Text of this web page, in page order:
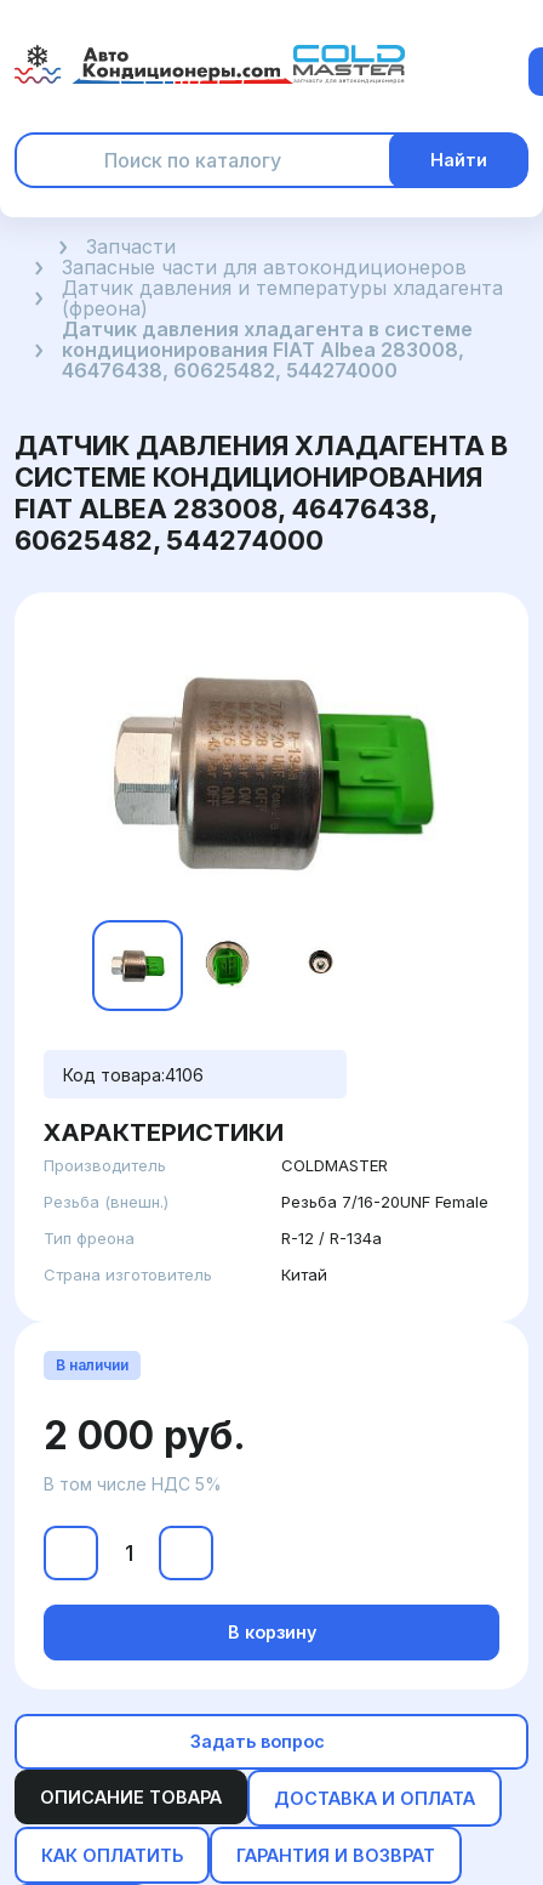
Найти
ГлавнаяЗапчасти
Запасные части для автокондиционеров
Датчик давления и температуры хладагента
(фреона)
Датчик давления хладагента в системе
кондиционирования FIAT Albea 283008,
46476438, 60625482, 544274000
ДАТЧИК ДАВЛЕНИЯ ХЛАДАГЕНТА В
СИСТЕМЕ КОНДИЦИОНИРОВАНИЯ
FIAT ALBEA 283008, 46476438,
60625482, 544274000
Код товара:4106
ХАРАКТЕРИСТИКИ
Производитель
COLDMASTER
Резьба (внешн.)
Резьба 7/16-20UNF Female
Тип фреона
R-12 / R-134a
Страна изготовитель
Китай
ОПИСАНИЕ ТОВАРА ДОСТАВКА И ОПЛАТА
КАК ОПЛАТИТЬ ГАРАНТИЯ И ВОЗВРАТ
В наличии
2 000 руб.
В том числе НДС 5%
В корзину
Задать вопрос